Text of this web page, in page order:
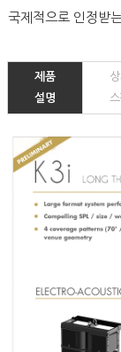
국제적으로 인정받
제품
설명
상